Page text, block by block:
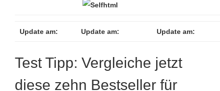
Update am: Update am: Update am:
Test Tipp: Vergleiche jetzt
diese zehn Bestseller für